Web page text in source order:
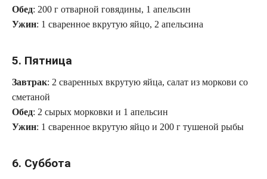
Обед: 200 г отварной говядины, 1 апельсин
Ужин: 1 сваренное вкрутую яйцо, 2 апельсина
5. Пятница
Завтрак: 2 сваренных вкрутую яйца, салат из моркови со
сметаной
Обед: 2 сырых морковки и 1 апельсин
Ужин: 1 сваренное вкрутую яйцо и 200 г тушеной рыбы
6. Суббота